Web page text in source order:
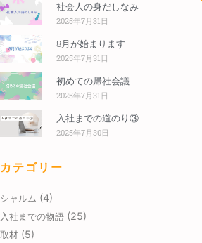
社会人の身だしなみ
2025年7月31日
8月が始まります
2025年7月31日
初めての帰社会議
2025年7月31日
入社までの道のり③
2025年7月30日
カテゴリー
シャルム (4)
入社までの物語 (25)
取材 (5)